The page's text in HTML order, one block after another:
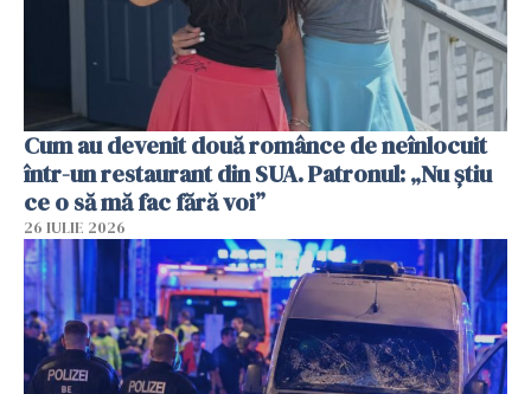
Cum au devenit două românce de neînlocuit
într-un restaurant din SUA. Patronul: „Nu știu
ce o să mă fac fără voi”
26 IULIE 2026